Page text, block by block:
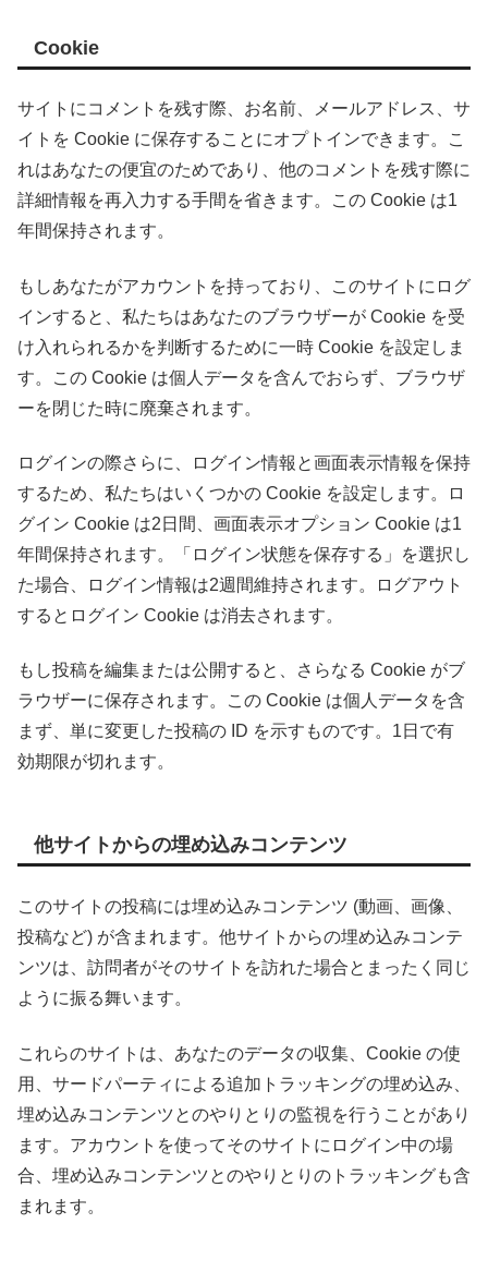
Cookie
サイトにコメントを残す際、お名前、メールアドレス、サ
イトを Cookie に保存することにオプトインできます。こ
れはあなたの便宜のためであり、他のコメントを残す際に
詳細情報を再入力する手間を省きます。この Cookie は1
年間保持されます。
もしあなたがアカウントを持っており、このサイトにログ
インすると、私たちはあなたのブラウザーが Cookie を受
け入れられるかを判断するために一時 Cookie を設定しま
す。この Cookie は個人データを含んでおらず、ブラウザ
ーを閉じた時に廃棄されます。
ログインの際さらに、ログイン情報と画面表示情報を保持
するため、私たちはいくつかの Cookie を設定します。ロ
グイン Cookie は2日間、画面表示オプション Cookie は1
年間保持されます。「ログイン状態を保存する」を選択し
た場合、ログイン情報は2週間維持されます。ログアウト
するとログイン Cookie は消去されます。
もし投稿を編集または公開すると、さらなる Cookie がブ
ラウザーに保存されます。この Cookie は個人データを含
まず、単に変更した投稿の ID を示すものです。1日で有
効期限が切れます。
他サイトからの埋め込みコンテンツ
このサイトの投稿には埋め込みコンテンツ (動画、画像、
投稿など) が含まれます。他サイトからの埋め込みコンテ
ンツは、訪問者がそのサイトを訪れた場合とまったく同じ
ように振る舞います。
これらのサイトは、あなたのデータの収集、Cookie の使
用、サードパーティによる追加トラッキングの埋め込み、
埋め込みコンテンツとのやりとりの監視を行うことがあり
ます。アカウントを使ってそのサイトにログイン中の場
合、埋め込みコンテンツとのやりとりのトラッキングも含
まれます。